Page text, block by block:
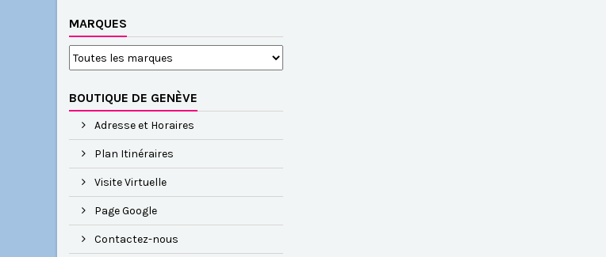
MARQUES
BOUTIQUE DE GENÈVE
Adresse et Horaires
Plan Itinéraires
Visite Virtuelle
Page Google
Contactez-nous